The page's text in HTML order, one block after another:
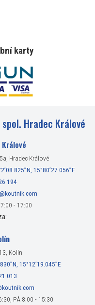
karty
spol. Hradec Králové
Hradec Králové
15°80’27.056”E
194
- 17:00
Kolín
15°12’19.045”E
013
PÁ 8:00 - 15:30